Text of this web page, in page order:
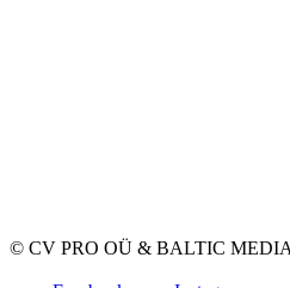
© CV PRO OÜ & BALTIC